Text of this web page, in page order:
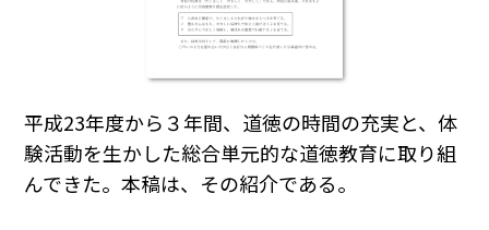
平成23年度から３年間、道徳の時間の充実と、体
験活動を生かした総合単元的な道徳教育に取り組
んできた。本稿は、その紹介である。